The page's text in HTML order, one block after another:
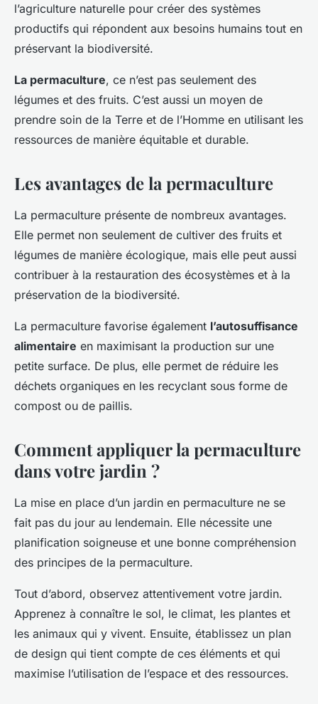
l’agriculture naturelle pour créer des systèmes
productifs qui répondent aux besoins humains tout en
préservant la biodiversité.
La permaculture, ce n’est pas seulement des
légumes et des fruits. C’est aussi un moyen de
prendre soin de la Terre et de l’Homme en utilisant les
ressources de manière équitable et durable.
Les avantages de la permaculture
La permaculture présente de nombreux avantages.
Elle permet non seulement de cultiver des fruits et
légumes de manière écologique, mais elle peut aussi
contribuer à la restauration des écosystèmes et à la
préservation de la biodiversité.
La permaculture favorise également l’autosuffisance
alimentaire en maximisant la production sur une
petite surface. De plus, elle permet de réduire les
déchets organiques en les recyclant sous forme de
compost ou de paillis.
Comment appliquer la permaculture
dans votre jardin ?
La mise en place d’un jardin en permaculture ne se
fait pas du jour au lendemain. Elle nécessite une
planification soigneuse et une bonne compréhension
des principes de la permaculture.
Tout d’abord, observez attentivement votre jardin.
Apprenez à connaître le sol, le climat, les plantes et
les animaux qui y vivent. Ensuite, établissez un plan
de design qui tient compte de ces éléments et qui
maximise l’utilisation de l’espace et des ressources.